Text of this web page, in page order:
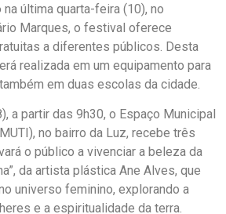
na última quarta-feira (10), no
Marques, o festival oferece
a diferentes públicos. Desta
realizada em um equipamento para
em duas escolas da cidade.
a partir das 9h30, o Espaço Municipal
no bairro da Luz, recebe três
o público a vivenciar a beleza da
da artista plástica Ane Alves, que
universo feminino, explorando a
e a espiritualidade da terra.